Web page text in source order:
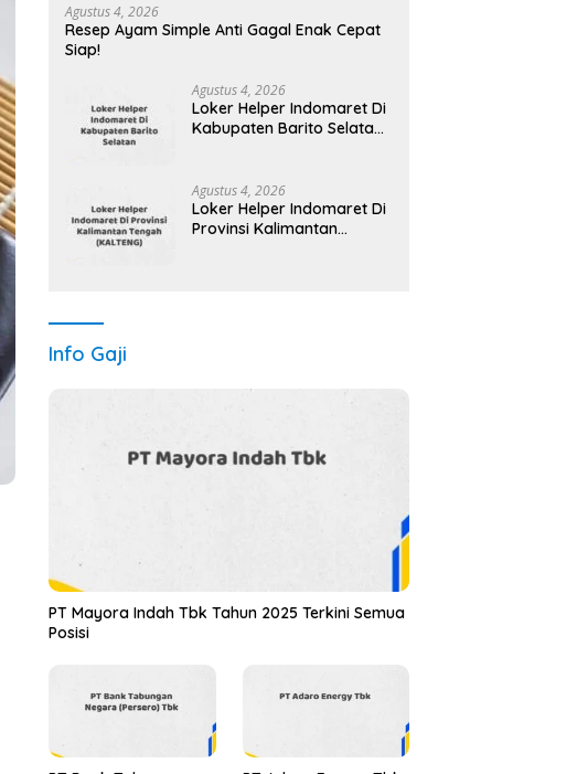
Agustus 4, 2026
Resep Ayam Simple Anti Gagal Enak Cepat
Siap!
Agustus 4, 2026
Loker Helper Indomaret Di
Kabupaten Barito Selatan
Agustus 4, 2026
Loker Helper Indomaret Di
Provinsi Kalimantan
Info Gaji
PT Mayora Indah Tbk Tahun 2025 Terkini Semua
Posisi